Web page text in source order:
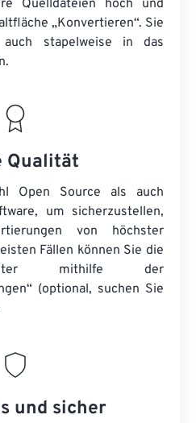
Quelldateien hoch und
„Konvertieren“. Sie
auch stapelweise in das
Qualität
Open Source als auch
um sicherzustellen,
von höchster
Fällen können Sie die
mithilfe der
(optional, suchen Sie
und sicher